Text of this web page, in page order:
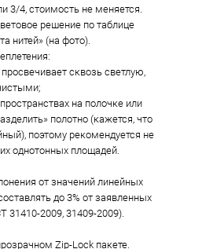
3/4, стоимость не меняется.
решение по таблице
нитей» (на фото).
сквозь светлую,
на полочке или
полотно (кажется, что
поэтому рекомендуется не
однотонных площадей.
от значений линейных
до 3% от заявленных
31410-2009, 31409-2009).
Zip-Lock пакете.